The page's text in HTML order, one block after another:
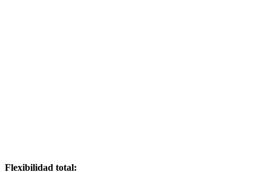
Flexibilidad total: